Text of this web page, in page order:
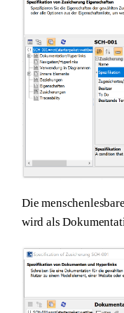
Die
wird als